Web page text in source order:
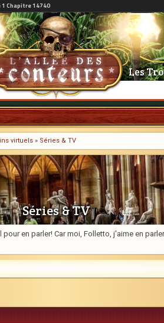
Les
virtuels » Séries & TV
Séries & TV
en parler! Car moi, Folletto, j'aime en